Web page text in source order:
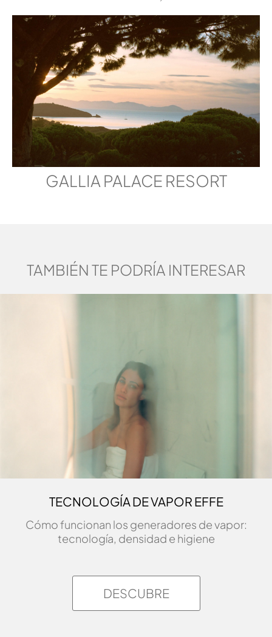
GALLIA PALACE RESORT
TAMBIÉN TE PODRÍA INTERESAR
TECNOLOGÍA DE VAPOR EFFE
Cómo funcionan los generadores de vapor:
tecnología, densidad e higiene
DESCUBRE